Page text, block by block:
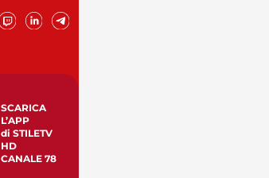
SCARICA
L’APP
di STILETV
HD
CANALE 78